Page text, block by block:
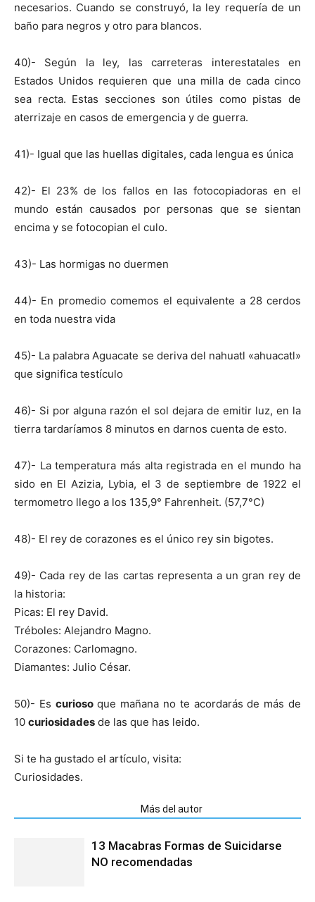
necesarios. Cuando se construyó, la ley requería de un
baño para negros y otro para blancos.
40)- Según la ley, las carreteras interestatales en
Estados Unidos requieren que una milla de cada cinco
sea recta. Estas secciones son útiles como pistas de
aterrizaje en casos de emergencia y de guerra.
41)- Igual que las huellas digitales, cada lengua es única
42)- El 23% de los fallos en las fotocopiadoras en el
mundo están causados por personas que se sientan
encima y se fotocopian el culo.
43)- Las hormigas no duermen
44)- En promedio comemos el equivalente a 28 cerdos
en toda nuestra vida
45)- La palabra Aguacate se deriva del nahuatl «ahuacatl»
que significa testículo
46)- Si por alguna razón el sol dejara de emitir luz, en la
tierra tardaríamos 8 minutos en darnos cuenta de esto.
47)- La temperatura más alta registrada en el mundo ha
sido en El Azizia, Lybia, el 3 de septiembre de 1922 el
termometro llego a los 135,9° Fahrenheit. (57,7°C)
48)- El rey de corazones es el único rey sin bigotes.
49)- Cada rey de las cartas representa a un gran rey de
la historia:
Picas: El rey David.
Tréboles: Alejandro Magno.
Corazones: Carlomagno.
Diamantes: Julio César.
50)- Es curiosoque mañana no te acordarás de más de
10 curiosidades de las que has leido.
Si te ha gustado el artículo, visita:
Curiosidades.
Más del autor
13 Macabras Formas de Suicidarse
NO recomendadas